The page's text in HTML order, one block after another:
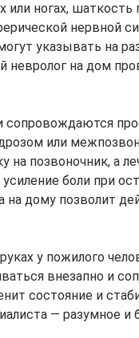
или ногах, шаткость
нервной
указывать на
невролог на дом
сопровождаются
или
на позвоночник, а
боли при
на дому позволит
у пожилого
внезапно и
состояние и
— разумное и